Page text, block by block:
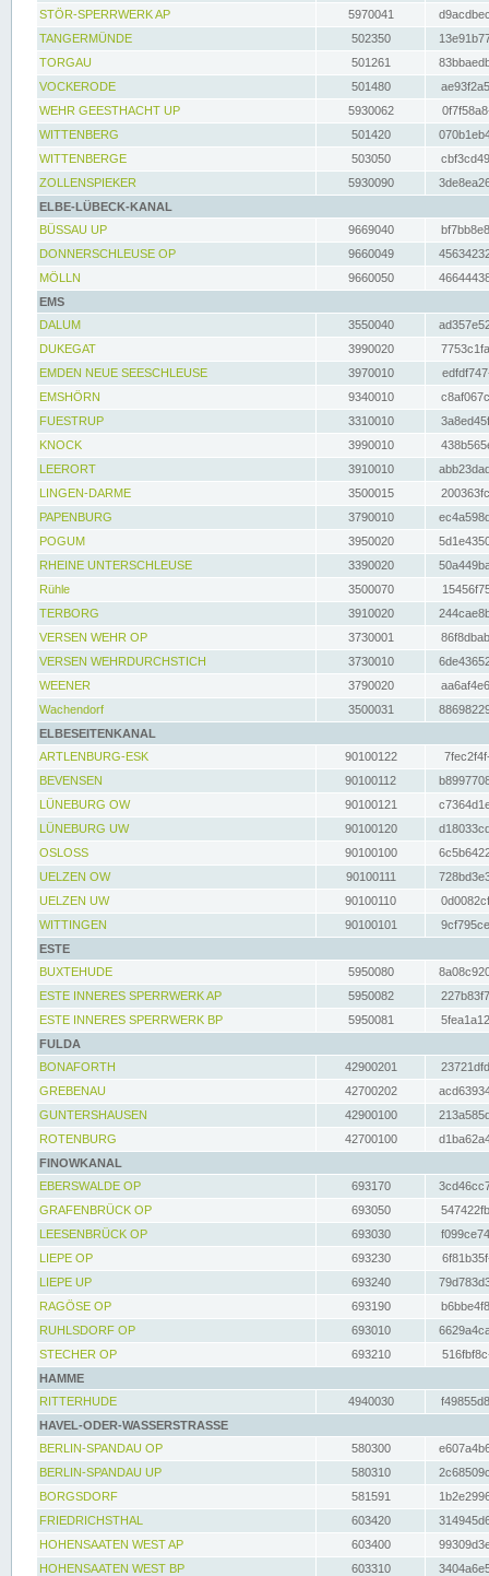
STÖR-SPERRWERK AP 5970041
TANGERMÜNDE
502350
TORGAU
501261
VOCKERODE
501480
WEHR GEESTHACHT UP
5930062
WITTENBERG
501420
WITTENBERGE
503050
ZOLLENSPIEKER
5930090
ELBE-LÜBECK-KANAL
BÜSSAU UP
9669040
DONNERSCHLEUSE OP
9660049
MÖLLN
9660050
EMS
DALUM
3550040
DUKEGAT
3990020
EMDEN NEUE SEESCHLEUSE
3970010
EMSHÖRN
9340010
FUESTRUP
3310010
KNOCK
3990010
LEERORT
3910010
LINGEN-DARME
3500015
PAPENBURG
3790010
POGUM
3950020
RHEINE UNTERSCHLEUSE
3390020
Rühle
3500070
TERBORG
3910020
VERSEN WEHR OP
3730001
VERSEN WEHRDURCHSTICH
3730010
WEENER
3790020
Wachendorf
3500031
ELBESEITENKANAL
ARTLENBURG-ESK
90100122
BEVENSEN
90100112
LÜNEBURG OW
90100121
LÜNEBURG UW
90100120
OSLOSS
90100100
UELZEN OW
90100111
UELZEN UW
90100110
WITTINGEN
90100101
ESTE
BUXTEHUDE
5950080
ESTE INNERES SPERRWERK AP
5950082
ESTE INNERES SPERRWERK BP
5950081
FULDA
BONAFORTH
42900201
GREBENAU
42700202
GUNTERSHAUSEN
42900100
ROTENBURG
42700100
FINOWKANAL
EBERSWALDE OP
693170
GRAFENBRÜCK OP
693050
LEESENBRÜCK OP
693030
LIEPE OP
693230
LIEPE UP
693240
RAGÖSE OP
693190
RUHLSDORF OP
693010
STECHER OP
693210
HAMME
RITTERHUDE
4940030
HAVEL-ODER-WASSERSTRASSE
BERLIN-SPANDAU OP
580300
BERLIN-SPANDAU UP
580310
BORGSDORF
581591
FRIEDRICHSTHAL
603420
HOHENSAATEN WEST AP
603400
HOHENSAATEN WEST BP
603310